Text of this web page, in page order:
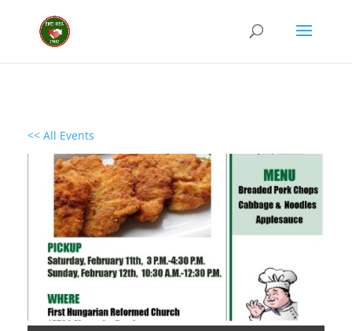
<< All Events